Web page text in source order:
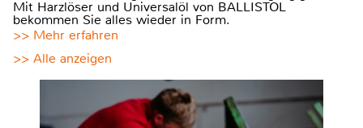
Mit Harzlöser und Universalöl von BALLISTOL
bekommen Sie alles wieder in Form.
>> Mehr erfahren
>> Alle anzeigen